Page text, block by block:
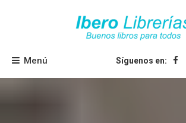
Ibero Librerías
Menú Síguenos en: